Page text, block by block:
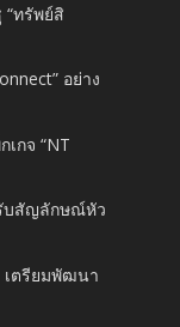
“ทรัพย์สิ
อย่าง
กจ “NT
บสัญลักษณ์หัว
เตรียมพัฒนา